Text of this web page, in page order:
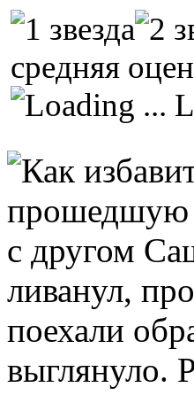
средняя
прошедшую
с другом
ливанул,
поехали
выглянуло.